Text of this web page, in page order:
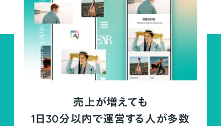
売上が増えても
1日30分以内で運営する人が多数